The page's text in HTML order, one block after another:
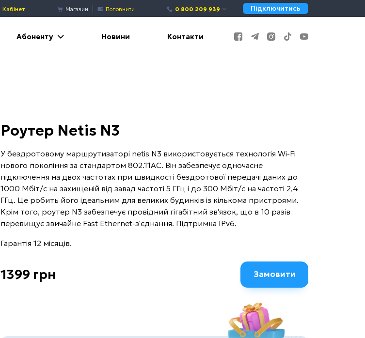
Кабінет Магазин Поповнити 0 800 209 939 Підключитись
Абоненту Новини Контакти
Роутер Netis N3
У бездротовому маршрутизаторі netis N3 використовується технологія Wi-Fi
нового покоління за стандартом 802.11AC. Він забезпечує одночасне
підключення на двох частотах при швидкості бездротової передачі даних до
1000 Мбіт/с на захищеній від завад частоті 5 ГГц і до 300 Мбіт/с на частоті 2,4
ГГц. Це робить його ідеальним для великих будинків із кількома пристроями.
Крім того, роутер N3 забезпечує провідний гігабітний зв'язок, що в 10 разів
перевищує звичайне Fast Ethernet-з'єднання. Підтримка IPv6.
Гарантія 12 місяців.
1399 грн Замовити